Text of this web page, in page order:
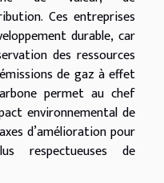
Ces entreprises
durable, car
des ressources
de gaz à effet
permet au chef
environnemental de
d’amélioration pour
respectueuses de